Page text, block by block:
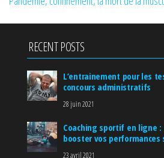
RECENT POSTS
L’entrainement pour les
concours administratifs
28 juin 2021
Coaching sportif en ligne
booster vos performances
23 avril 2021